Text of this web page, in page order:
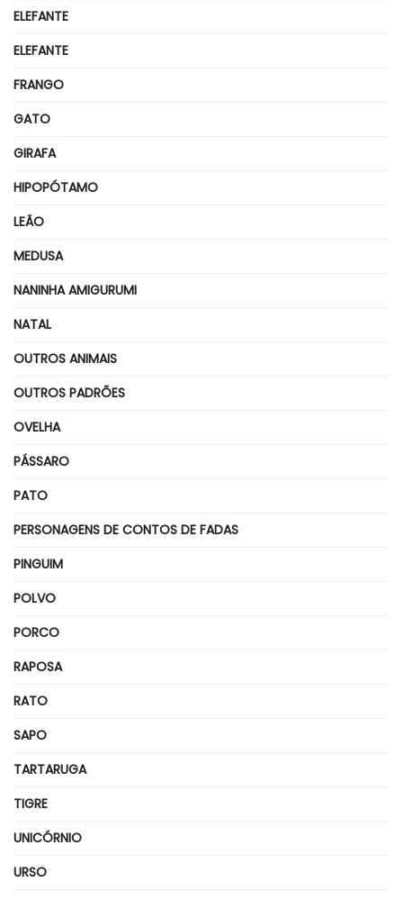
ELEFANTE
ELEFANTE
FRANGO
GATO
GIRAFA
HIPOPÓTAMO
LEÃO
MEDUSA
NANINHA AMIGURUMI
NATAL
OUTROS ANIMAIS
OUTROS PADRÕES
OVELHA
PÁSSARO
PATO
PERSONAGENS DE CONTOS DE FADAS
PINGUIM
POLVO
PORCO
RAPOSA
RATO
SAPO
TARTARUGA
TIGRE
UNICÓRNIO
URSO